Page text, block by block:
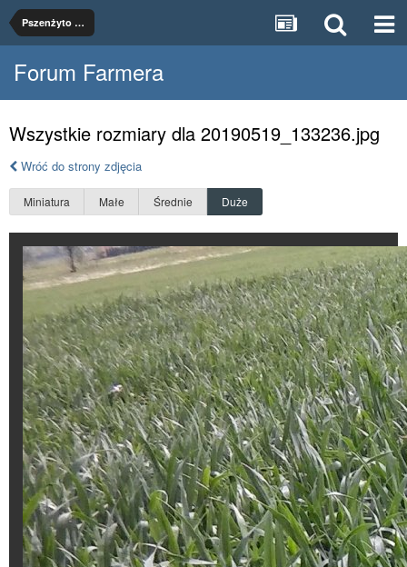
Pszenżyto Meloman
Forum Farmera
Wszystkie rozmiary dla 20190519_133236.jpg
Wróć do strony zdjęcia
Miniatura Małe Średnie Duże